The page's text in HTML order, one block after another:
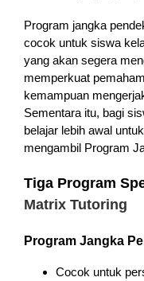
Program jangka
cocok untuk siswa
yang akan segera
memperkuat
kemampuan
Sementara itu, bagi
belajar lebih awal
mengambil Program
Tiga Program
Matrix Tutoring
Program Jangka
Cocok untuk